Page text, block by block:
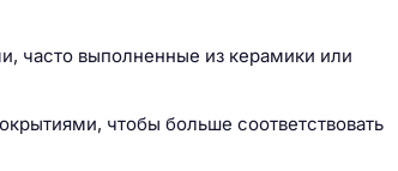
часто выполненные из керамики или
чтобы больше соответствовать